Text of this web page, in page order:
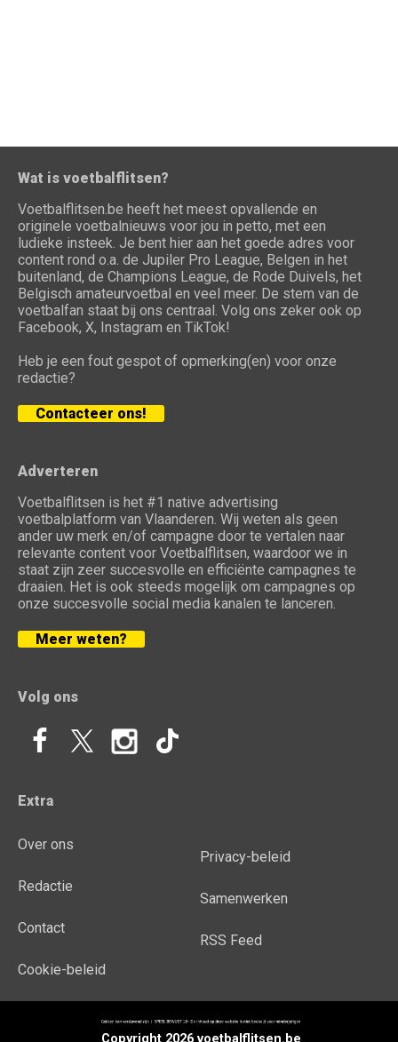
Wat is voetbalflitsen?
Voetbalflitsen.be heeft het meest opvallende en
originele voetbalnieuws voor jou in petto, met een
ludieke insteek. Je bent hier aan het goede adres voor
content rond o.a. de Jupiler Pro League, Belgen in het
buitenland, de Champions League, de Rode Duivels, het
Belgisch amateurvoetbal en veel meer. De stem van de
voetbalfan staat bij ons centraal. Volg ons zeker ook op
Facebook, X, Instagram en TikTok!
Heb je een fout gespot of opmerking(en) voor onze
redactie?
Contacteer ons!
Adverteren
Voetbalflitsen is het #1 native advertising
voetbalplatform van Vlaanderen. Wij weten als geen
ander uw merk en/of campagne door te vertalen naar
relevante content voor Voetbalflitsen, waardoor we in
staat zijn zeer succesvolle en efficiënte campagnes te
draaien. Het is ook steeds mogelijk om campagnes op
onze succesvolle social media kanalen te lanceren.
Meer weten?
Volg ons
Extra
Over ons
Redactie
Contact
Cookie-beleid
Privacy-beleid
Samenwerken
RSS Feed
Copyright 2026 voetbalflitsen.be